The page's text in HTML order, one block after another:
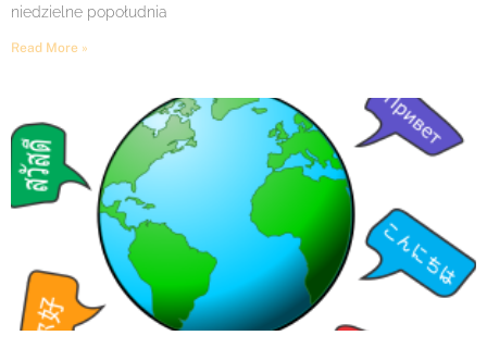
niedzielne popołudnia
Read More »